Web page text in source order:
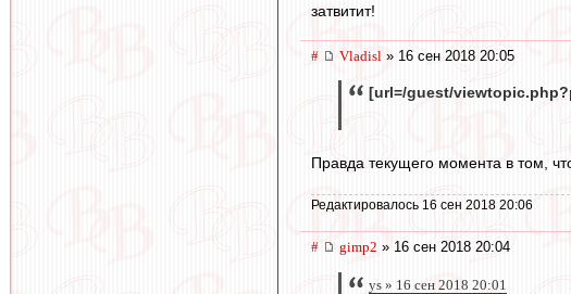
затвитит!
# Vladisl » 16 сен 2018 20:05
[url=/guest/
Правда текущего момента в том,
Редактировалось 16 сен 2018 20:06
# gimp2 » 16 сен 2018 20:04
ys » 16 сен 2018 20:01